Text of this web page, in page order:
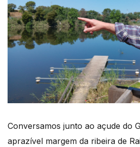
Conversamos junto ao açude do
aprazível margem da ribeira de